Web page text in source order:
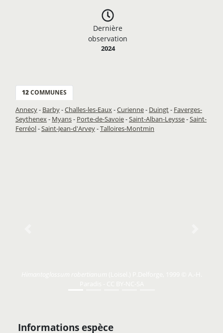
Dernière
observation
2024
12COMMUNES
Annecy- Barby-Challes-les-Eaux-Curienne- Duingt- Faverges-
Seythenex- Myans- Porte-de-Savoie-Saint-Alban-Leysse-Saint-
Ferréol-Saint-Jean-d'Arvey-Talloires-Montmin
Informations espèce